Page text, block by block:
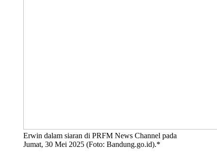
Erwin dalam siaran di PRFM News Channel pada
Jumat, 30 Mei 2025 (Foto: Bandung.go.id).*